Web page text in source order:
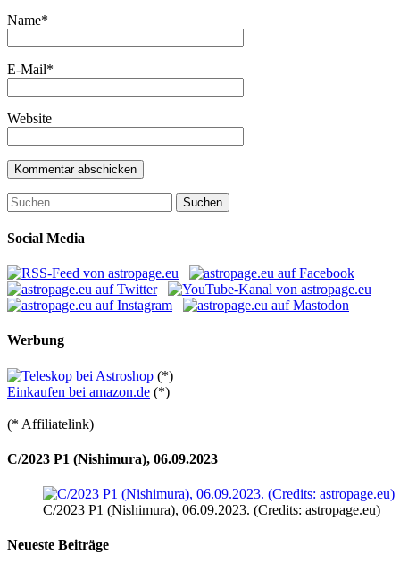
Name*
E-Mail*
Website
Suchen
nach:
Social Media
Werbung
(*)
Einkaufen bei amazon.de (*)
(* Affiliatelink)
C/2023 P1 (Nishimura), 06.09.2023
C/2023 P1 (Nishimura), 06.09.2023. (Credits: astropage.eu)
Neueste Beiträge